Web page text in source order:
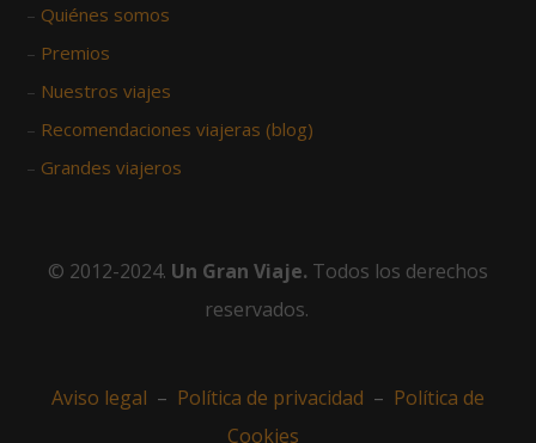
– Quiénes somos
– Premios
– Nuestros viajes
– Recomendaciones viajeras (blog)
– Grandes viajeros
© 2012-2024. Un Gran Viaje. Todos los derechos
reservados.
Aviso legal – Política de privacidad – Política de
Cookies